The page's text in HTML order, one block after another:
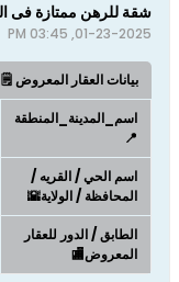
شقة للرهن ممتازة فى
01-23-2025, 03:45 PM
بيانات العقار المعروض 🗒️
اسم_المدينة_المنطقة
📍
اسم الحي / القريه /
المحافظة / الولاية🌇
الطابق / الدور للعقار
المعروض🏬